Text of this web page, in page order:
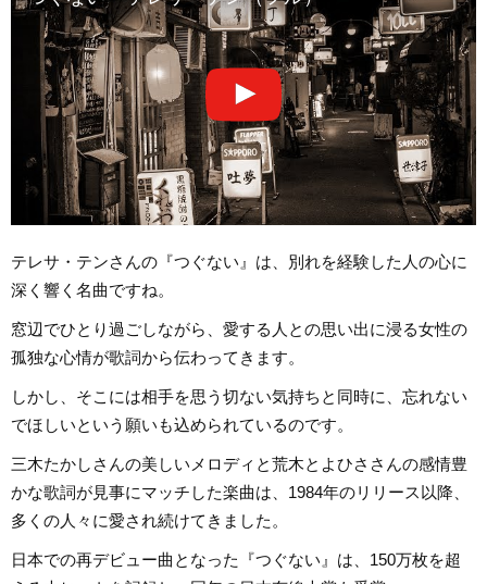
テレサ・テンさんの『つぐない』は、別れを経験した人の心に
深く響く名曲ですね。
窓辺でひとり過ごしながら、愛する人との思い出に浸る女性の
孤独な心情が歌詞から伝わってきます。
しかし、そこには相手を思う切ない気持ちと同時に、忘れない
でほしいという願いも込められているのです。
三木たかしさんの美しいメロディと荒木とよひささんの感情豊
かな歌詞が見事にマッチした楽曲は、1984年のリリース以降、
多くの人々に愛され続けてきました。
日本での再デビュー曲となった『つぐない』は、150万枚を超